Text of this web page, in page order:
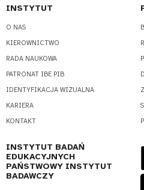
INSTYTUT
O NAS
KIEROWNICTWO
RADA NAUKOWA
PATRONAT IBE PIB
IDENTYFIKACJA WIZUALNA
KARIERA
KONTAKT
INSTYTUT BADAŃ
EDUKACYJNYCH
PAŃSTWOWY INSTYTUT
BADAWCZY